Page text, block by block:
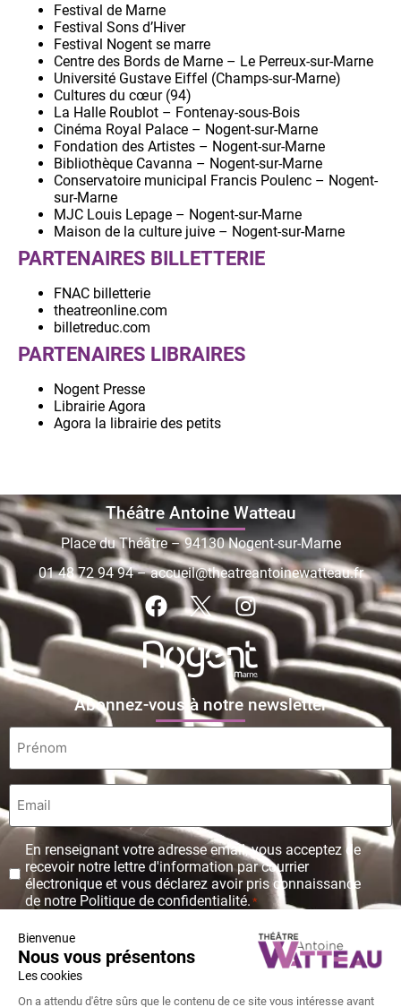
Festival de Marne
Festival Sons d’Hiver
Festival Nogent se marre
Centre des Bords de Marne – Le Perreux-sur-Marne
Université Gustave Eiffel (Champs-sur-Marne)
Cultures du cœur (94)
La Halle Roublot – Fontenay-sous-Bois
Cinéma Royal Palace – Nogent-sur-Marne
Fondation des Artistes – Nogent-sur-Marne
Bibliothèque Cavanna – Nogent-sur-Marne
Conservatoire municipal Francis Poulenc – Nogent-
sur-Marne
MJC Louis Lepage – Nogent-sur-Marne
Maison de la culture juive – Nogent-sur-Marne
PARTENAIRES BILLETTERIE
FNAC billetterie
theatreonline.com
billetreduc.com
PARTENAIRES LIBRAIRES
Nogent Presse
Librairie Agora
Agora la librairie des petits
Théâtre Antoine Watteau
Place du Théâtre – 94130 Nogent-sur-Marne
01 48 72 94 94–accueil@theatreantoinewatteau.fr
Abonnez-vous à notre newsletter
Prénom
Email
Protection
des
données
personnelles
En renseignant votre adresse email, vous acceptez de
recevoir notre lettre d'information par courrier
électronique et vous déclarez avoir pris connaissance
de notre Politique de confidentialité. *